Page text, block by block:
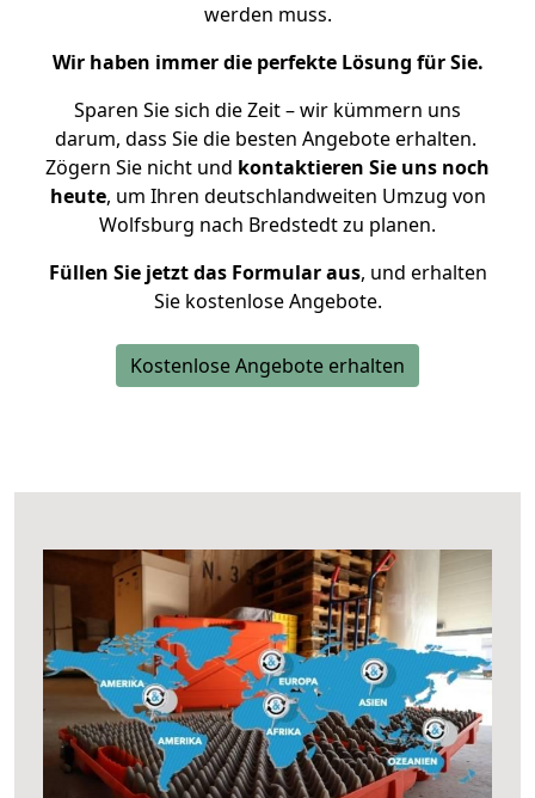
werden muss.
Wir haben immer die perfekte Lösung für Sie.
Sparen Sie sich die Zeit – wir kümmern uns
darum, dass Sie die besten Angebote erhalten.
Zögern Sie nicht und kontaktieren Sie uns noch
heute, um Ihren deutschlandweiten Umzug von
Wolfsburg nach Bredstedt zu planen.
Füllen Sie jetzt das Formular aus, und erhalten
Sie kostenlose Angebote.
Kostenlose Angebote erhalten